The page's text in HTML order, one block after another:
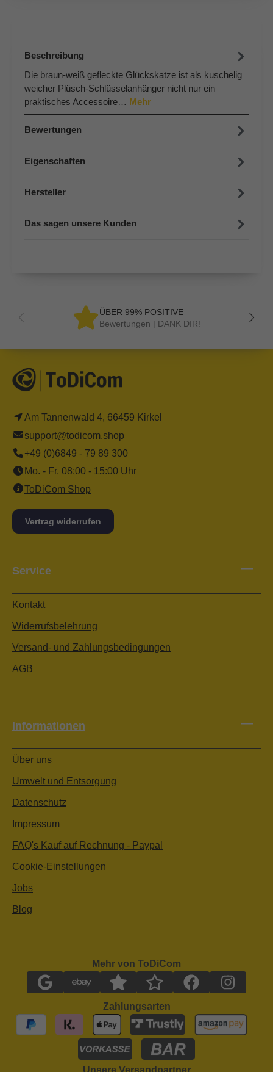
Beschreibung
Die braun-weiß gefleckte Glückskatze ist als kuschelig
weicher Plüsch-Schlüsselanhänger nicht nur ein
praktisches Accessoire… Mehr
Bewertungen
Eigenschaften
Hersteller
Das sagen unsere Kunden
ÜBER 99% POSITIVE
Bewertungen | DANK DIR!
Am Tannenwald 4, 66459 Kirkel
support@todicom.shop
+49 (0)6849 - 79 89 300
Mo. - Fr. 08:00 - 15:00 Uhr
ToDiCom Shop
Vertrag widerrufen
Service
Kontakt
Widerrufsbelehrung
Versand- und Zahlungsbedingungen
AGB
Informationen
Über uns
Umwelt und Entsorgung
Datenschutz
Impressum
FAQ's Kauf auf Rechnung - Paypal
Cookie-Einstellungen
Jobs
Blog
Mehr von ToDiCom
Zahlungsarten
Unsere Versandpartner